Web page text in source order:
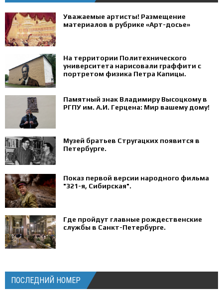
Уважаемые артисты! Размещение
материалов в рубрике «Арт-досье»
На территории Политехнического
университета нарисовали граффити с
портретом физика Петра Капицы.
Памятный знак Владимиру Высоцкому в
РГПУ им. А.И. Герцена: Мир вашему дому!
Музей братьев Стругацких появится в
Петербурге‍.
Показ первой версии народного фильма
"321-я, Сибирская".
Где пройдут главные рождественские
службы в Санкт-Петербурге.
ПОСЛЕДНИЙ НОМЕР